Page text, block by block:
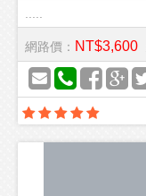
網路價： NT$3,600